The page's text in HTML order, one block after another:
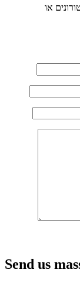
או
Send us